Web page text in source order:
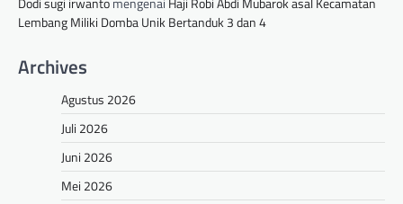
Lembang Miliki Domba Unik Bertanduk 3 dan 4
Archives
Agustus 2026
Juli 2026
Juni 2026
Mei 2026